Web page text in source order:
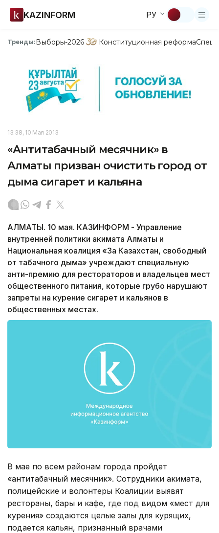
KAZINFORM РУ
Тренды:Выборы-2026 Конституционная реформа
13:38, 10 Мая 2013
«Антитабачный месячник» в
Алматы призван очистить город от
дыма сигарет и кальяна
АЛМАТЫ. 10 мая. КАЗИНФОРМ - Управление
внутренней политики акимата Алматы и
Национальная коалиция «За Казахстан, свободный
от табачного дыма» учреждают специальную
анти-премию для рестораторов и владельцев мест
общественного питания, которые грубо нарушают
запреты на курение сигарет и кальянов в
общественных местах.
В мае по всем районам города пройдет
«антитабачный месячник». Сотрудники акимата,
полицейские и волонтеры Коалиции выявят
рестораны, бары и кафе, где под видом «мест для
курения» создаются целые залы для курящих,
подается кальян, признанный врачами